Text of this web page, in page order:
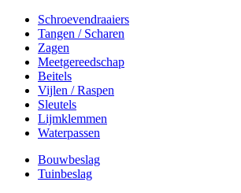
Schroevendraaiers
Tangen / Scharen
Zagen
Meetgereedschap
Beitels
Vijlen / Raspen
Sleutels
Lijmklemmen
Waterpassen
Bouwbeslag
Tuinbeslag